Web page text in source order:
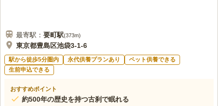
最寄駅： 要町駅(373m)
東京都豊島区池袋3-1-6
駅から徒歩5分圏内 永代供養プランあり
ペット供養できる
生前申込できる
おすすめポイント
約500年の歴史を持つ古刹で眠れる